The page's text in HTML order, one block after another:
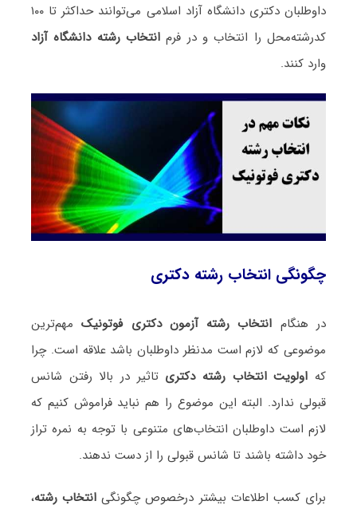
داوطلبان دکتری دانشگاه آزاد اسلامی می‌توانند حداکثر تا ۱۰۰
کدرشته‌محل را انتخاب و در فرم انتخاب رشته دانشگاه آزاد
وارد کنند.
چگونگی انتخاب رشته دکتری
در هنگام انتخاب رشته آزمون دکتری فوتونیکمهم‌ترین
موضوعی که لازم است مدنظر داوطلبان باشد علاقه است. چرا
که اولویت انتخاب رشته دکتری تاثیر در بالا رفتن شانس
قبولی ندارد. البته این موضوع را هم نباید فراموش کنیم که
لازم است داوطلبان انتخاب‌های متنوعی با توجه به نمره تراز
خود داشته باشند تا شانس قبولی را از دست ندهند.
برای کسب اطلاعات بیشتر درخصوص چگونگی انتخاب رشته،